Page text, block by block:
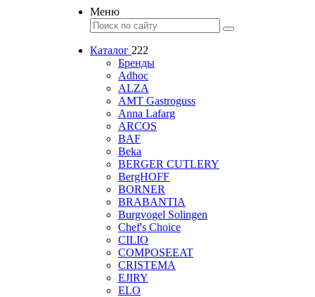
Меню
Каталог 222
Бренды
Adhoc
ALZA
AMT Gastroguss
Anna Lafarg
ARCOS
BAF
Beka
BERGER CUTLERY
BergHOFF
BORNER
BRABANTIA
Burgvogel Solingen
Chef's Choice
CILIO
COMPOSEEAT
CRISTEMA
EJIRY
ELO